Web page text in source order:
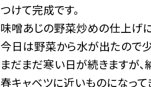
つけて完成です。
味噌あじの野菜炒めの仕上げ
今日は野菜から水が出たので
まだまだ寒い日が続きますが
春キャベツに近いものになって